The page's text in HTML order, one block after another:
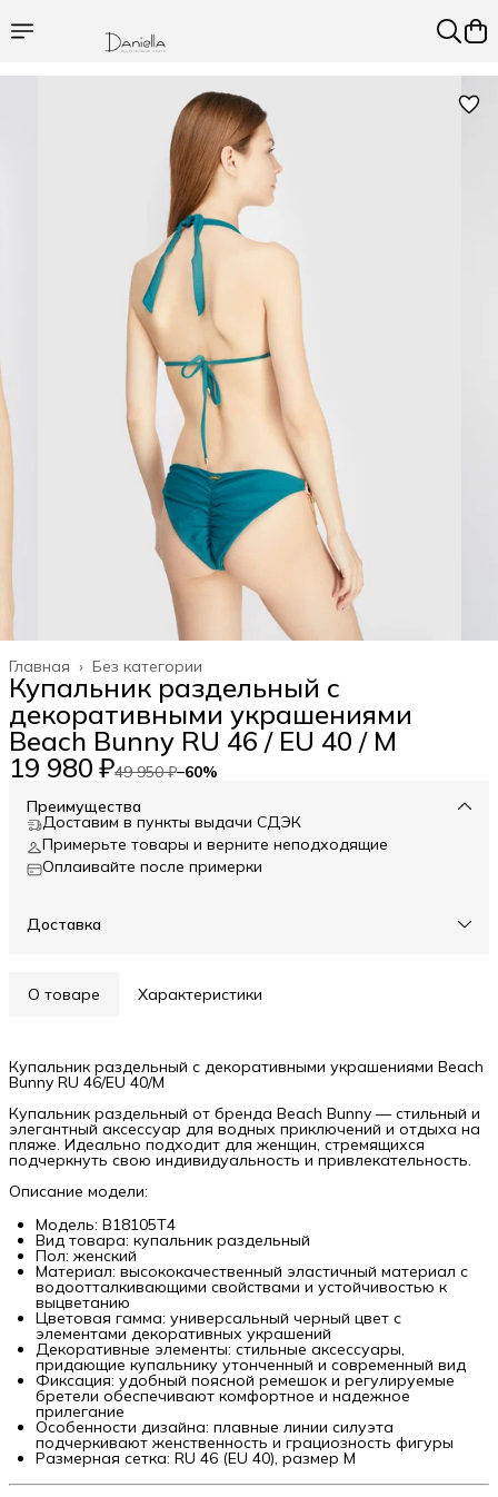
Без категории
Главная ›
Купальник раздельный с
декоративными украшениями
Beach Bunny RU 46 / EU 40 / M
19 980 ₽49 950 ₽−60%
Преимущества
Доставим в пункты выдачи СДЭК
Примерьте товары и верните неподходящие
Оплаивайте после примерки
Доставка
О товаре Характеристики
Купальник раздельный с декоративными украшениями Beach
Bunny RU 46/EU 40/M
Купальник раздельный от бренда Beach Bunny — стильный и
элегантный аксессуар для водных приключений и отдыха на
пляже. Идеально подходит для женщин, стремящихся
подчеркнуть свою индивидуальность и привлекательность.
Описание модели:
Модель: B18105T4
Вид товара: купальник раздельный
Пол: женский
Материал: высококачественный эластичный материал с
водоотталкивающими свойствами и устойчивостью к
выцветанию
Цветовая гамма: универсальный черный цвет с
элементами декоративных украшений
Декоративные элементы: стильные аксессуары,
придающие купальнику утонченный и современный вид
Фиксация: удобный поясной ремешок и регулируемые
бретели обеспечивают комфортное и надежное
прилегание
Особенности дизайна: плавные линии силуэта
подчеркивают женственность и грациозность фигуры
Размерная сетка: RU 46 (EU 40), размер M